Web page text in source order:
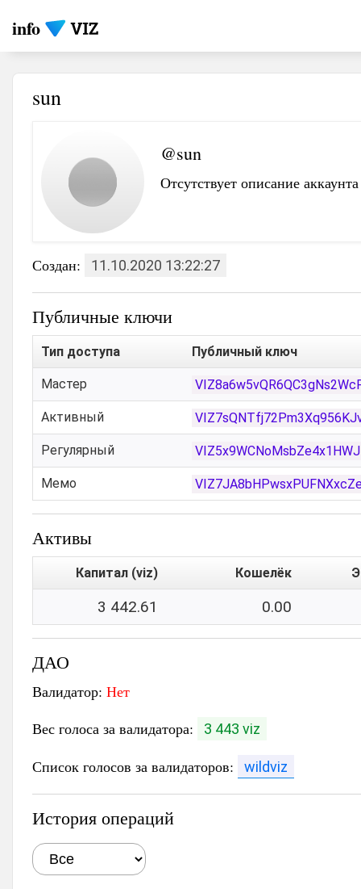
info
sun
@sun
Отсутствует описание аккаунта
Создан: 11.10.2020 13:22:27
Публичные ключи
Тип доступа Публичный ключ
Мастер
Активный
Регулярный
Мемо
Активы
Капитал (viz) Кошелёк
3 442.61 0.00
ДАО
Валидатор: Нет
Вес голоса за валидатора:
3 443 viz
Список голосов за валидаторов: wildviz
История операций